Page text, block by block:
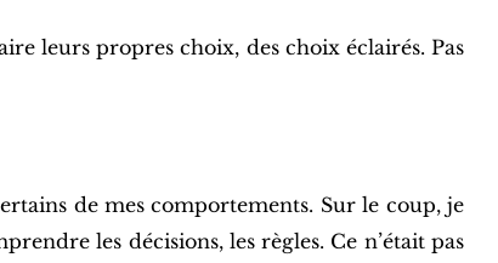
leurs propres choix, des choix éclairés. Pas
de mes comportements. Sur le coup, je
les décisions, les règles. Ce n’était pas